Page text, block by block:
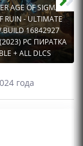
AGE OF SIGMAR:
RUIN - ULTIMATE
16842927
PC ПИРАТКА
+ ALL DLCS
года